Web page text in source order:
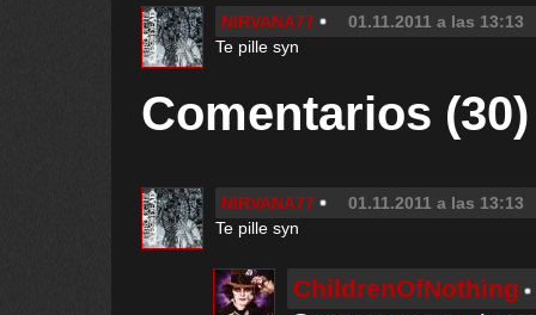
NIRVANA77
01.11.2011 a las 13:13
Te pille syn
Comentarios (30)
NIRVANA77
01.11.2011 a las 13:13
Te pille syn
ChildrenOfNothing